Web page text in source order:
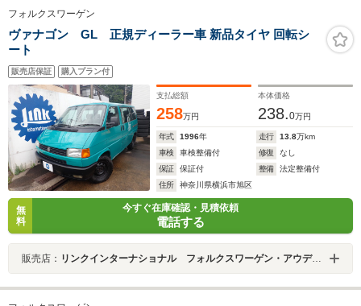
フォルクスワーゲン
ヴァナゴン GL 正規ディーラー車 新品タイヤ 回転シ
ート
販売店保証 購入プラン付
支払総額
258万円
本体価格
238.0万円
年式 1996年 走行 13.8万km
車検
車検整備付 修復
なし
保証
保証付 整備
法定整備付
住所
神奈川県横浜市旭区
無
料
今すぐ在庫確認・見積依頼
電話する
販売店： リンクインターナショナル フォルクスワーゲン・アウディ専門店